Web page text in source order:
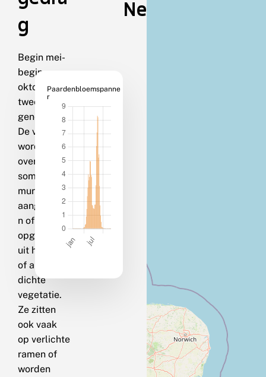
g
Begin mei-
begin
oktober in
twee
generaties.
De vlinders
worden
overdag
soms op
muren
aangetroffe
n of
opgejaagd
uit heggen
of andere
dichte
vegetatie.
Ze zitten
ook vaak
op verlichte
ramen of
worden
Paardenbloemspanne
r
Nederland